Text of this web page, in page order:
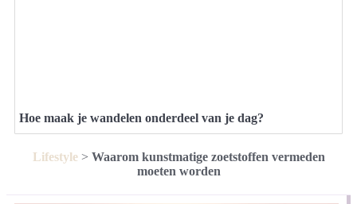
Hoe maak je wandelen onderdeel van je dag?
Lifestyle> Waarom kunstmatige zoetstoffen vermeden
moeten worden